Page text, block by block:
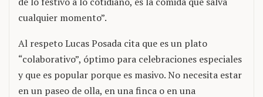
cualquier momento”.
Al respeto Lucas Posada cita que es un plato
“colaborativo”, óptimo para celebraciones especiales
y que es popular porque es masivo. No necesita estar
en un paseo de olla, en una finca o en una